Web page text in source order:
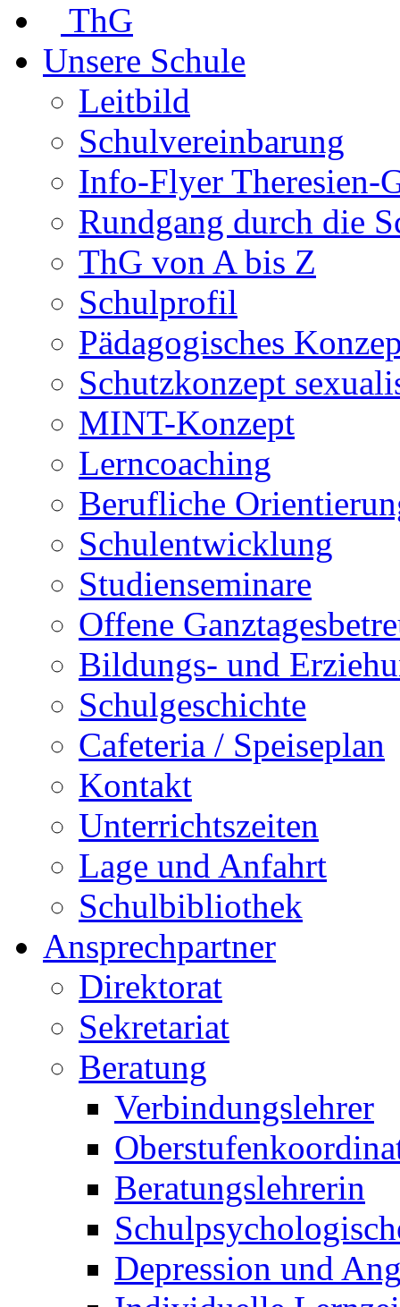
ThG
Unsere Schule
Leitbild
Schulvereinbarung
Info-Flyer Theresien-
Rundgang durch die
ThG von A bis Z
Schulprofil
Pädagogisches
Schutzkonzept
MINT-Konzept
Lerncoaching
Berufliche
Schulentwicklung
Studienseminare
Offene
Bildungs- und
Schulgeschichte
Cafeteria / Speiseplan
Kontakt
Unterrichtszeiten
Lage und Anfahrt
Schulbibliothek
Ansprechpartner
Direktorat
Sekretariat
Beratung
Verbindungslehrer
Beratungslehrerin
Depression und